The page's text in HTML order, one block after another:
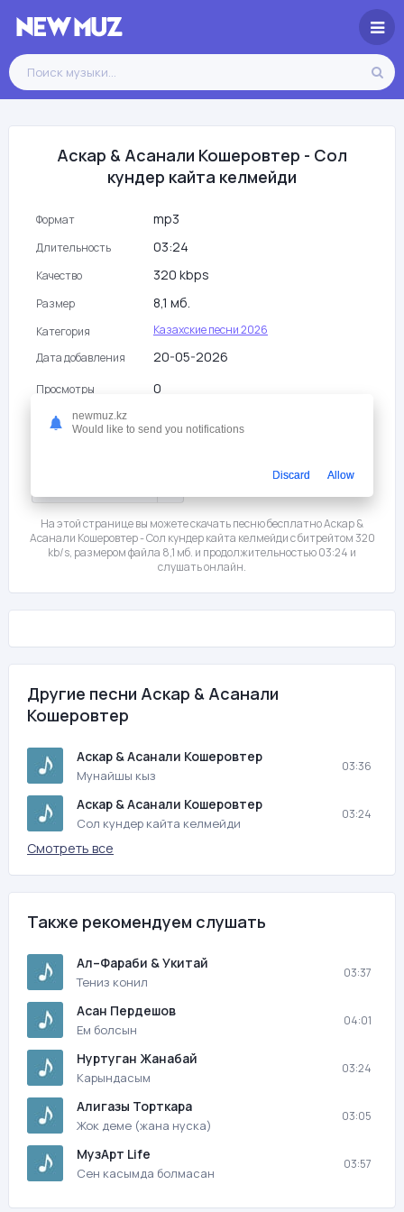
Аскар & Асанали Кошеровтер - Сол
кундер кайта келмейди
Формат mp3
Длительность 03:24
Качество 320 kbps
Размер 8,1 мб.
Категория
Казахские песни 2026
Дата добавления
20-05-2026
Просмотры 0
На этой странице вы можете скачать песню бесплатно Аскар &
Асанали Кошеровтер - Сол кундер кайта келмейди с битрейтом 320
kb/s, размером файла 8,1 мб. и продолжительностью 03:24 и
слушать онлайн.
Другие песни Аскар & Асанали
Кошеровтер
Аскар & Асанали Кошеровтер
Мунайшы кыз
03:36
Аскар & Асанали Кошеровтер
Сол кундер кайта келмейди
03:24
Смотреть все
Также рекомендуем слушать
Ал–Фараби & Укитай
Тениз конил
03:37
Асан Пердешов
Ем болсын
04:01
Нуртуган Жанабай
Карындасым
03:24
Алигазы Торткара
Жок деме (жана нуска)
03:05
МузАрт Life
Сен касымда болмасан
03:57
newmuz.kz
Would like to send you notifications
Discard Allow